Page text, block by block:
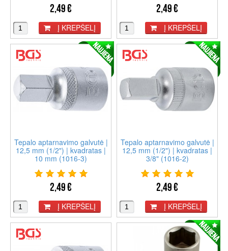
2,49 €
Į KREPŠELĮ
2,49 €
Į KREPŠELĮ
Tepalo aptarnavimo galvutė |
12,5 mm (1/2") | kvadratas |
10 mm (1016-3)
2,49 €
Į KREPŠELĮ
Tepalo aptarnavimo galvutė |
12,5 mm (1/2") | kvadratas |
3/8" (1016-2)
2,49 €
Į KREPŠELĮ